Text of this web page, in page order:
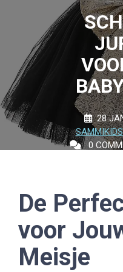
28
0
De
voor
Meisje